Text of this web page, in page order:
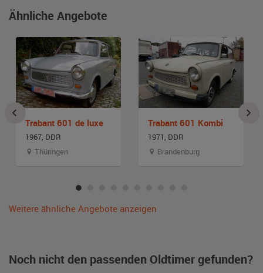
Ähnliche Angebote
Trabant 601 de luxe
1967, DDR
Thüringen
Trabant 601 Kombi
1971, DDR
Brandenburg
Weitere ähnliche Angebote anzeigen
Noch nicht den passenden Oldtimer gefunden?